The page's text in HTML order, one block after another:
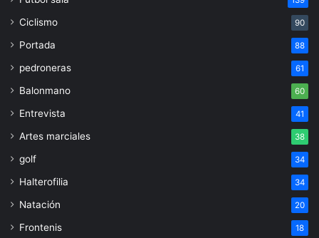
Ciclismo 90
Portada 88
pedroneras 61
Balonmano 60
Entrevista 41
Artes marciales 38
golf 34
Halterofilia 34
Natación 20
Frontenis 18